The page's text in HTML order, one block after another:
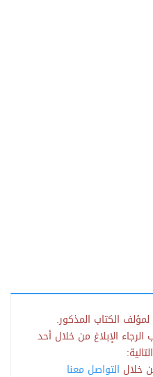
الكتاب المذكور.
الإبلاغ من خلال أحد
خلال التواصل معنا